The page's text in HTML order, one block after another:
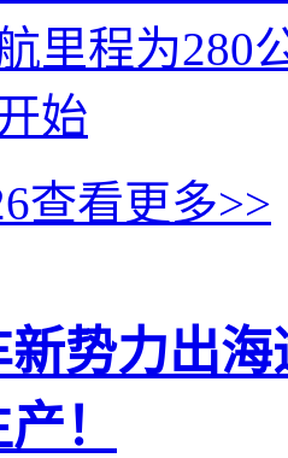
里程为280
始
查看更多>>
势力出
！